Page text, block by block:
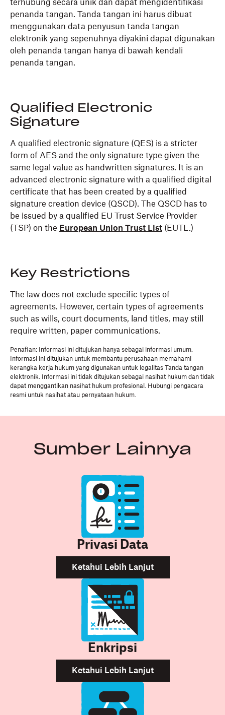
terhubung secara unik dan dapat mengidentifikasi
penanda tangan. Tanda tangan ini harus dibuat
menggunakan data penyusun tanda tangan
elektronik yang sepenuhnya diyakini dapat digunakan
oleh penanda tangan hanya di bawah kendali
penanda tangan.
Qualified Electronic
Signature
A qualified electronic signature (QES) is a stricter
form of AES and the only signature type given the
same legal value as handwritten signatures. It is an
advanced electronic signature with a qualified digital
certificate that has been created by a qualified
signature creation device (QSCD). The QSCD has to
be issued by a qualified EU Trust Service Provider
(TSP) on the European Union Trust List (EUTL.)
Key Restrictions
The law does not exclude specific types of
agreements. However, certain types of agreements
such as wills, court documents, land titles, may still
require written, paper communications.
Penafian: Informasi ini ditujukan hanya sebagai informasi umum.
Informasi ini ditujukan untuk membantu perusahaan memahami
kerangka kerja hukum yang digunakan untuk legalitas Tanda tangan
elektronik. Informasi ini tidak ditujukan sebagai nasihat hukum dan tidak
dapat menggantikan nasihat hukum profesional. Hubungi pengacara
resmi untuk nasihat atau pernyataan hukum.
Sumber Lainnya
Privasi Data
Ketahui Lebih Lanjut
Enkripsi
Ketahui Lebih Lanjut